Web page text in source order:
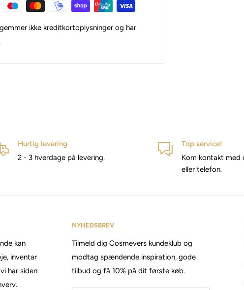
ikke kreditkortoplysninger og har
Hurtig levering
2 - 3 hverdage på levering.
Top service!
Kom kontakt med
eller telefon.
kan
inventar
har siden
NYHEDSBREV
Tilmeld dig Cosmevers kundeklub og
modtag spændende inspiration, gode
tilbud og få 10% på dit første køb.